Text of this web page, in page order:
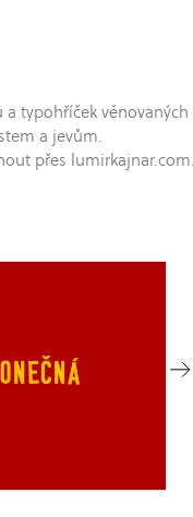
typohříček věnovaných
a jevům.
přes